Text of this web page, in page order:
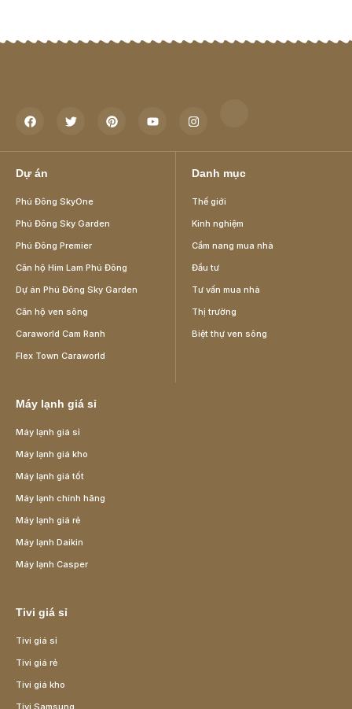
Dự án
Phú Đông SkyOne
Phú Đông Sky Garden
Phú Đông Premier
Căn hộ Him Lam Phú Đông
Dự án Phú Đông Sky Garden
Căn hộ ven sông
Caraworld Cam Ranh
Flex Town Caraworld
Danh mục
Thế giới
Kinh nghiệm
Cẩm nang mua nhà
Đầu tư
Tư vấn mua nhà
Thị trường
Biệt thự ven sông
Máy lạnh giá sỉ
Máy lạnh giá sỉ
Máy lạnh giá kho
Máy lạnh giá tốt
Máy lạnh chính hãng
Máy lạnh giá rẻ
Máy lạnh Daikin
Máy lạnh Casper
Tivi giá sỉ
Tivi giá sỉ
Tivi giá rẻ
Tivi giá kho
Tivi Samsung